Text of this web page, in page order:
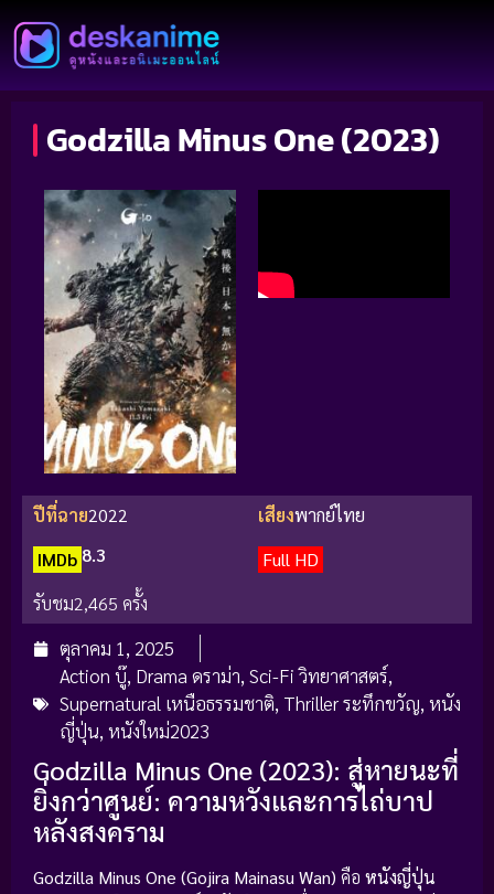
Godzilla Minus One (2023)
ปีที่ฉาย2022 เสียงพากย์ไทย
IMDb 8.3
Full HD
รับชม2,465 ครั้ง
ตุลาคม 1, 2025
Action บู๊, Drama ดราม่า, Sci-Fi วิทยาศาสตร์,
Supernatural เหนือธรรมชาติ, Thriller ระทึกขวัญ, หนัง
ญี่ปุ่น, หนังใหม่2023
Godzilla Minus One (2023): สู่หายนะที่
ยิ่งกว่าศูนย์: ความหวังและการไถ่บาป
หลังสงคราม
Godzilla Minus One (Gojira Mainasu Wan) คือ หนังญี่ปุ่น